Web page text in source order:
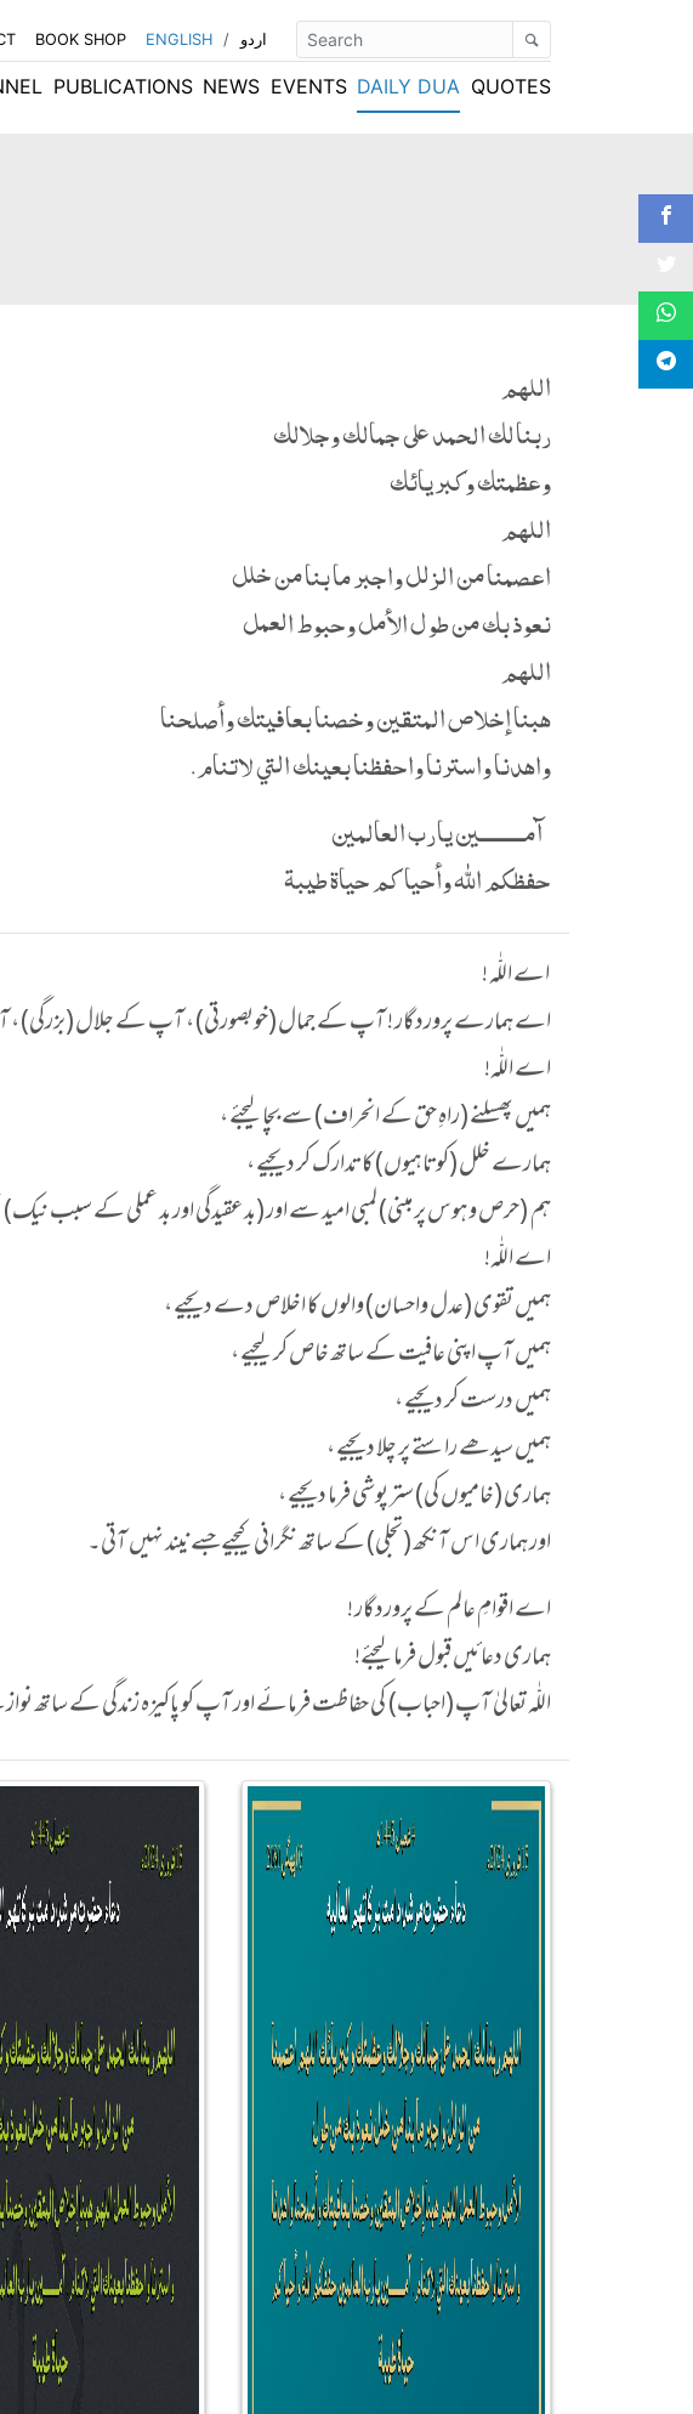
BOOK SHOP ENGLISH / اردو
PUBLICATIONS NEWS EVENTS DAILY DUA QUOTES
اللهم
ربنا لك الحمد على جمالك وجلالك
وعظمتك وكبريائك
اللهم
اعصمنا من الزلل واجبر ما بنا من خلل
نعوذ بك من طول الأمل وحبوط العمل
اللهم
هبنا إخلاص المتقين وخصنا بعافيتك وأصلحنا
واهدنا واسترنا واحفظنا بعينك التي لاتنام.
آمـــــــــين يارب العالمين
حفظكم الله وأحياكم حياة طيبة
اے اللّٰہ !
اے ہمارے پروردگار ! آپ کے جمال (خوبصورتی) ، آپ کے جلال (بزرگی) ،
اے اللّٰہ!
ہمیں پھسلنے (راہِ حق کے انحراف) سے بچا لیجئے ،
ہمارے خلل (کوتاہیوں) کا تدارک کر دیجیے ،
ہم (حرص وہوس پر مبنی) لمبی امید سے اور (بد عقیدگی اور بد عملی کے
اے اللّٰہ!
ہمیں تقوی (عدل واحسان) والوں کا اخلاص دے دیجیے ،
ہمیں آپ اپنی عافیت کے ساتھ خاص کر لیجیے ،
ہمیں درست کر دیجیے ،
ہمیں سیدھے راستے پر چلا دیجیے ،
ہماری (خامیوں کی) ستر پوشی فرما دیجیے ،
اور ہماری اس آنکھ (تجلی) کے ساتھ نگرانی کیجیے جسے نیند نہیں آتی۔
اے اقوامِ عالم کے پروردگار !
ہماری دعائیں قبول فرما لیجئے!
اللّٰہ تعالیٰ آپ (احباب) کی حفاظت فرمائے اور آپ کو پاکیزہ زندگی کے ساتھ